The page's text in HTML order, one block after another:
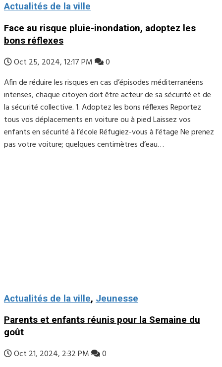
Actualités de la ville
Face au risque pluie-inondation, adoptez les
bons réflexes
Oct 25, 2024, 12:17 PM
0
Afin de réduire les risques en cas d’épisodes méditerranéens
intenses, chaque citoyen doit être acteur de sa sécurité et de
la sécurité collective. 1. Adoptez les bons réflexes Reportez
tous vos déplacements en voiture ou à pied Laissez vos
enfants en sécurité à l’école Réfugiez-vous à l’étage Ne prenez
pas votre voiture; quelques centimètres d’eau…
Actualités de la ville, Jeunesse
Parents et enfants réunis pour la Semaine du
goût
Oct 21, 2024, 2:32 PM
0